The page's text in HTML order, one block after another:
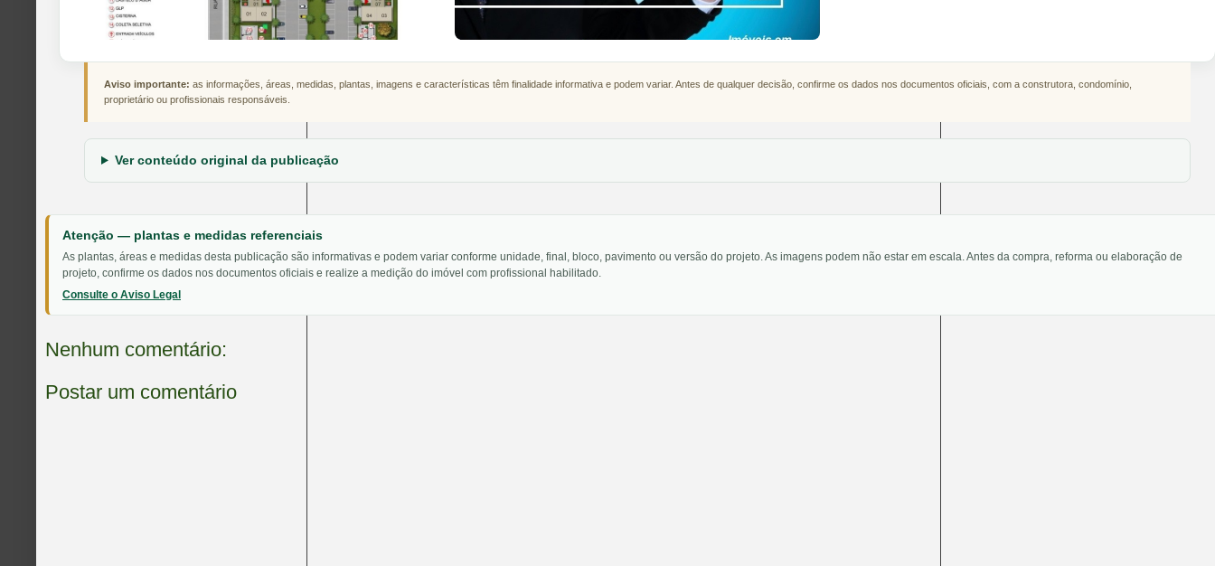
Aviso importante: as informações, áreas, medidas, plantas, imagens e características têm finalidade informativa e podem variar. Antes de qualquer decisão, confirme os dados nos documentos oficiais, com a construtora, condomínio,
proprietário ou profissionais responsáveis.
Ver conteúdo original da publicação
Atenção — plantas e medidas referenciais
As plantas, áreas e medidas desta publicação são informativas e podem variar conforme unidade, final, bloco, pavimento ou versão do projeto. As imagens podem não estar em escala. Antes da compra, reforma ou elaboração de
projeto, confirme os dados nos documentos oficiais e realize a medição do imóvel com profissional habilitado.
Consulte o Aviso Legal
Nenhum comentário:
Postar um comentário